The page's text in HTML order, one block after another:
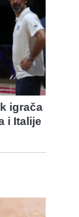
igrača
i Italije